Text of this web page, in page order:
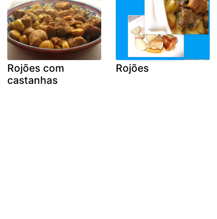
Rojões com
castanhas
Rojões